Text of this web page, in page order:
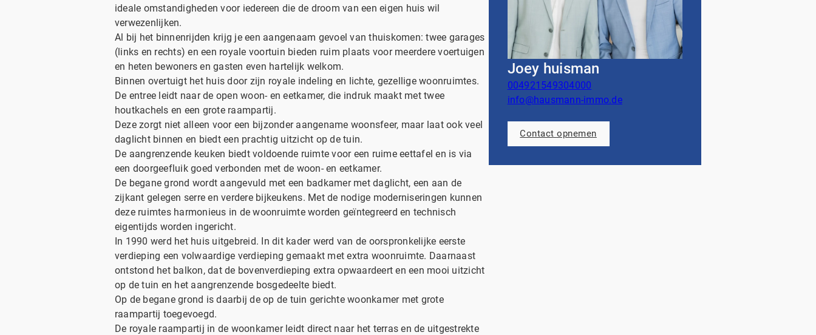
ideale omstandigheden voor iedereen die de droom van een eigen huis wil
verwezenlijken.
Al bij het binnenrijden krijg je een aangenaam gevoel van thuiskomen: twee garages
(links en rechts) en een royale voortuin bieden ruim plaats voor meerdere voertuigen
en heten bewoners en gasten even hartelijk welkom.
Binnen overtuigt het huis door zijn royale indeling en lichte, gezellige woonruimtes.
De entree leidt naar de open woon- en eetkamer, die indruk maakt met twee
houtkachels en een grote raampartij.
Deze zorgt niet alleen voor een bijzonder aangename woonsfeer, maar laat ook veel
daglicht binnen en biedt een prachtig uitzicht op de tuin.
De aangrenzende keuken biedt voldoende ruimte voor een ruime eettafel en is via
een doorgeefluik goed verbonden met de woon- en eetkamer.
De begane grond wordt aangevuld met een badkamer met daglicht, een aan de
zijkant gelegen serre en verdere bijkeukens. Met de nodige moderniseringen kunnen
deze ruimtes harmonieus in de woonruimte worden geïntegreerd en technisch
eigentijds worden ingericht.
In 1990 werd het huis uitgebreid. In dit kader werd van de oorspronkelijke eerste
verdieping een volwaardige verdieping gemaakt met extra woonruimte. Daarnaast
ontstond het balkon, dat de bovenverdieping extra opwaardeert en een mooi uitzicht
op de tuin en het aangrenzende bosgedeelte biedt.
Op de begane grond is daarbij de op de tuin gerichte woonkamer met grote
raampartij toegevoegd.
De royale raampartij in de woonkamer leidt direct naar het terras en de uitgestrekte
Joey huisman
004921549304000
info@hausmann-immo.de
Contact opnemen